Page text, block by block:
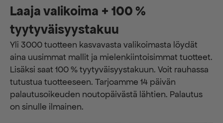
Laaja valikoima + 100 %
tyytyväisyystakuu
Yli 3000 tuotteen kasvavasta valikoimasta löydät
aina uusimmat mallit ja mielenkiintoisimmat tuotteet.
Lisäksi saat 100 % tyytyväisyystakuun. Voit rauhassa
tutustua tuotteeseen. Tarjoamme 14 päivän
palautusoikeuden noutopäivästä lähtien. Palautus
on sinulle ilmainen.